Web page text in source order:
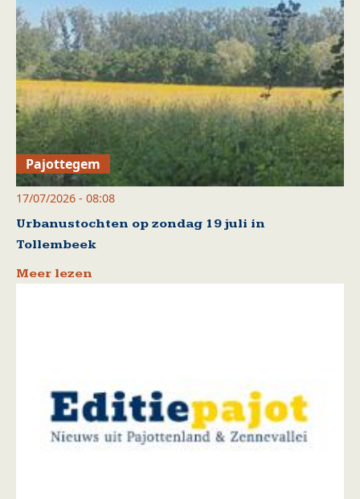
Pajottegem
17/07/2026 - 08:08
Urbanustochten op zondag 19 juli in
Tollembeek
Meer lezen